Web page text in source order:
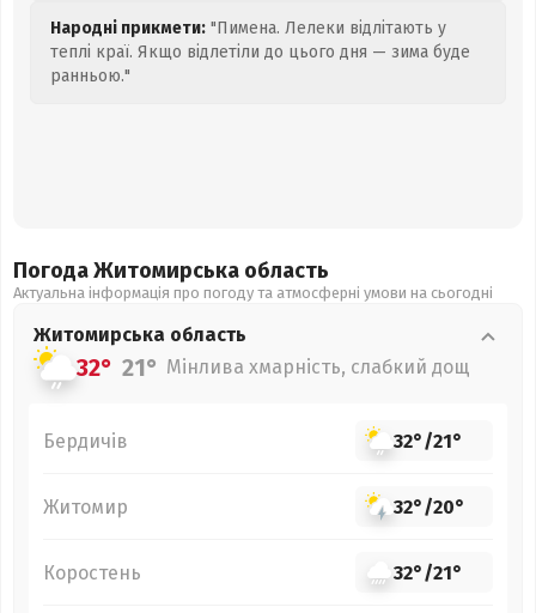
Народні прикмети: "Пимена. Лелеки відлітають у
теплі краї. Якщо відлетіли до цього дня — зима буде
ранньою."
Погода Житомирська область
Актуальна інформація про погоду та атмосферні умови на сьогодні
Житомирська область
32° 21° Мінлива хмарність, слабкий дощ
Бердичів 32°/21°
Житомир 32°/20°
Коростень 32°/21°